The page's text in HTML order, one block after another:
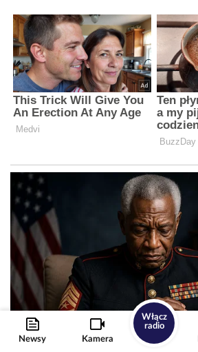
Newsy Kamera
Włącz
radio